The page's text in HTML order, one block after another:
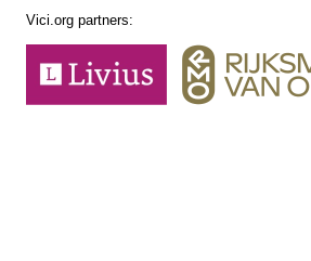
Vici.org partners: